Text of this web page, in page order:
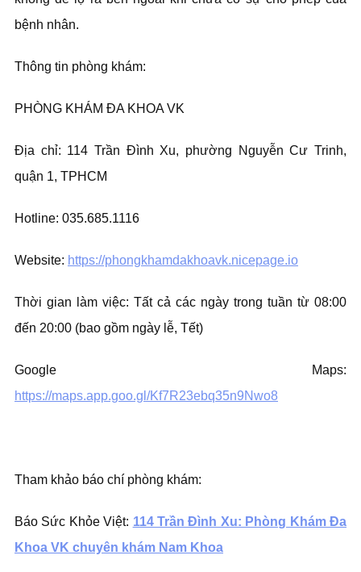
bệnh nhân.
Thông tin phòng khám:
PHÒNG KHÁM ĐA KHOA VK
Địa chỉ: 114 Trần Đình Xu, phường Nguyễn Cư Trinh,
quận 1, TPHCM
Hotline: 035.685.1116
Website: https://phongkhamdakhoavk.nicepage.io
Thời gian làm việc: Tất cả các ngày trong tuần từ 08:00
đến 20:00 (bao gồm ngày lễ, Tết)
Google Maps:
https://maps.app.goo.gl/Kf7R23ebq35n9Nwo8
Tham khảo báo chí phòng khám:
Báo Sức Khỏe Việt: 114 Trần Đình Xu: Phòng Khám Đa
Khoa VK chuyên khám Nam Khoa